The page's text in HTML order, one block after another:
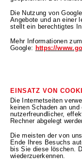
Die Nutzung von
Angebote und an einer
stellt ein berechtigtes
Mehr Informationen
Google: https://
EINSATZ VON
Die Internetseiten
keinen Schaden an
nutzerfreundlicher,
Rechner abgelegt
Die meisten der von
Ende Ihres Besuchs
bis Sie diese löschen.
wiederzuerkennen.